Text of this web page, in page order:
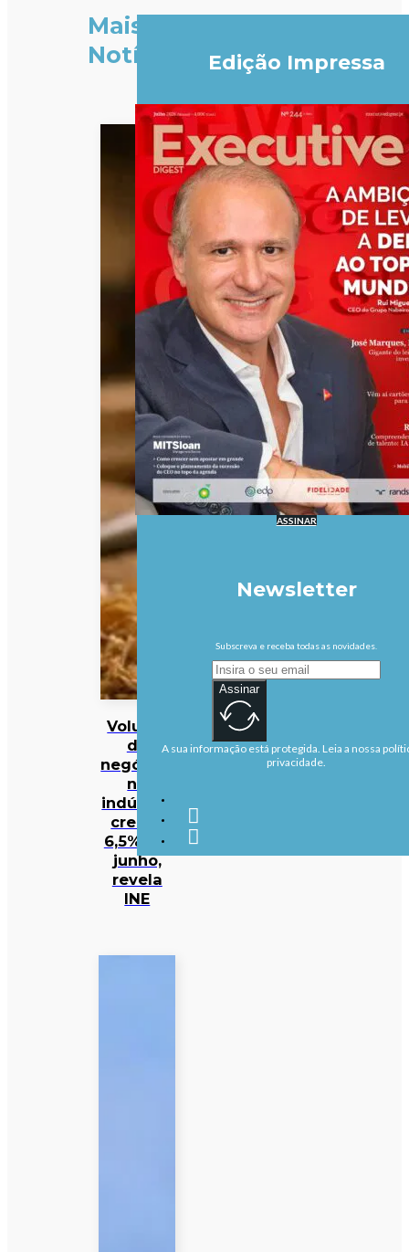
Mais
Notícias
Volume
de
negócios
na
indústria
cresce
6,5% em
junho,
revela
INE
Edição Impressa
ASSINAR
Newsletter
Subscreva e receba todas as novidades.
Assinar
A sua informação está protegida. Leia a nossa
privacidade.